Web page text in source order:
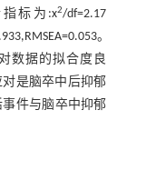
标为:x2/df=2.17
。
数据的拟合度良
是脑卒中后抑郁
件与脑卒中抑郁